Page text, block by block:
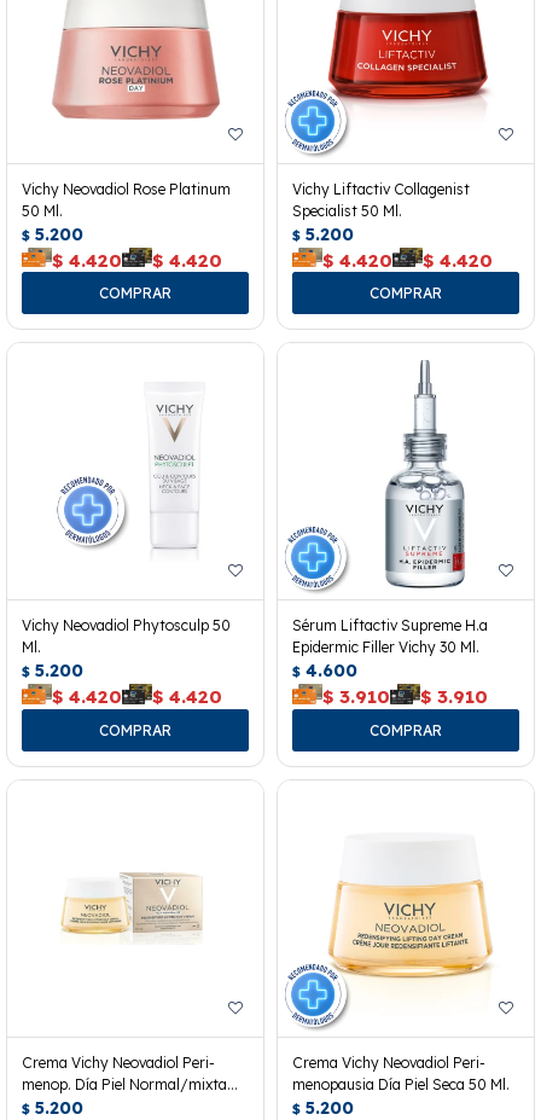
Vichy Neovadiol Rose Platinum
50 Ml.
$ 5.200
$ 4.420 $ 4.420
Vichy Liftactiv Collagenist
Specialist 50 Ml.
$ 5.200
$ 4.420 $ 4.420
Vichy Neovadiol Phytosculp 50
Ml.
$ 5.200
$ 4.420 $ 4.420
Sérum Liftactiv Supreme H.a
Epidermic Filler Vichy 30 Ml.
$ 4.600
$ 3.910 $ 3.910
Crema Vichy Neovadiol Peri-
menop. Día Piel Normal/mixta
50ml
$ 5.200
Crema Vichy Neovadiol Peri-
menopausia Día Piel Seca 50 Ml.
$ 5.200